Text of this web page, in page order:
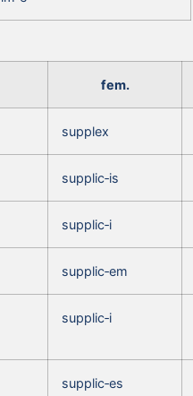
fem.
supplex
supplic‑is
supplic‑i
supplic‑em
supplic‑i
supplic‑es